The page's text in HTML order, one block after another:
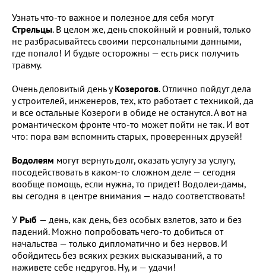
Узнать что-то важное и полезное для себя могут
Стрельцы. В целом же, день спокойный и ровный, только
не разбрасывайтесь своими персональными данными,
где попало! И будьте осторожны — есть риск получить
травму.
Очень деловитый день уКозерогов. Отлично пойдут дела
у строителей, инженеров, тех, кто работает с техникой, да
и все остальные Козероги в обиде не останутся. А вот на
романтическом фронте что-то может пойти не так. И вот
что: пора вам вспомнить старых, проверенных друзей!
Водолеям могут вернуть долг, оказать услугу за услугу,
посодействовать в каком-то сложном деле — сегодня
вообще помощь, если нужна, то придет! Водолеи-дамы,
вы сегодня в центре внимания — надо соответствовать!
У Рыб — день, как день, без особых взлетов, зато и без
падений. Можно попробовать чего-то добиться от
начальства — только дипломатично и без нервов. И
обойдитесь без всяких резких высказываний, а то
наживете себе недругов. Ну, и — удачи!